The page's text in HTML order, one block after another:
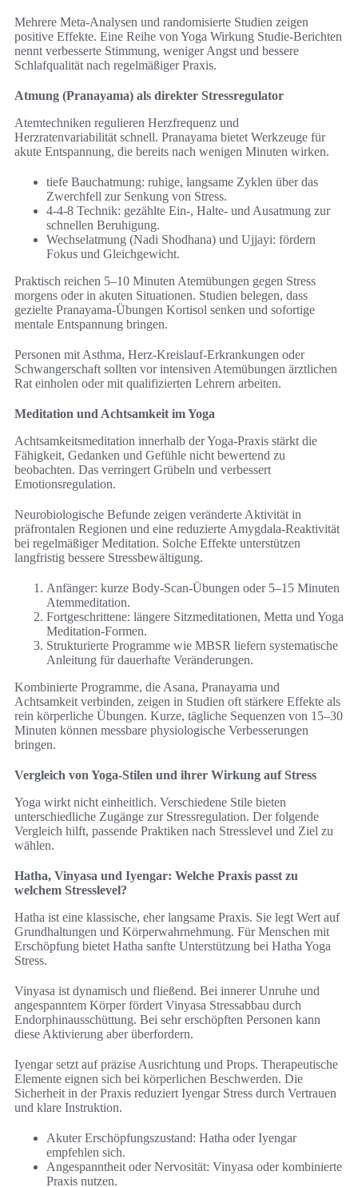
Mehrere Meta-Analysen und randomisierte Studien zeigen
positive Effekte. Eine Reihe von Yoga Wirkung Studie-Berichten
nennt verbesserte Stimmung, weniger Angst und bessere
Schlafqualität nach regelmäßiger Praxis.
Atmung (Pranayama) als direkter Stressregulator
Atemtechniken regulieren Herzfrequenz und
Herzratenvariabilität schnell. Pranayama bietet Werkzeuge für
akute Entspannung, die bereits nach wenigen Minuten wirken.
tiefe Bauchatmung: ruhige, langsame Zyklen über das
Zwerchfell zur Senkung von Stress.
4-4-8 Technik: gezählte Ein-, Halte- und Ausatmung zur
schnellen Beruhigung.
Wechselatmung (Nadi Shodhana) und Ujjayi: fördern
Fokus und Gleichgewicht.
Praktisch reichen 5–10 Minuten Atemübungen gegen Stress
morgens oder in akuten Situationen. Studien belegen, dass
gezielte Pranayama-Übungen Kortisol senken und sofortige
mentale Entspannung bringen.
Personen mit Asthma, Herz-Kreislauf-Erkrankungen oder
Schwangerschaft sollten vor intensiven Atemübungen ärztlichen
Rat einholen oder mit qualifizierten Lehrern arbeiten.
Meditation und Achtsamkeit im Yoga
Achtsamkeitsmeditation innerhalb der Yoga-Praxis stärkt die
Fähigkeit, Gedanken und Gefühle nicht bewertend zu
beobachten. Das verringert Grübeln und verbessert
Emotionsregulation.
Neurobiologische Befunde zeigen veränderte Aktivität in
präfrontalen Regionen und eine reduzierte Amygdala-Reaktivität
bei regelmäßiger Meditation. Solche Effekte unterstützen
langfristig bessere Stressbewältigung.
Anfänger: kurze Body-Scan-Übungen oder 5–15 Minuten
Atemmeditation.
Fortgeschrittene: längere Sitzmeditationen, Metta und Yoga
Meditation-Formen.
Strukturierte Programme wie MBSR liefern systematische
Anleitung für dauerhafte Veränderungen.
Kombinierte Programme, die Asana, Pranayama und
Achtsamkeit verbinden, zeigen in Studien oft stärkere Effekte als
rein körperliche Übungen. Kurze, tägliche Sequenzen von 15–30
Minuten können messbare physiologische Verbesserungen
bringen.
Vergleich von Yoga-Stilen und ihrer Wirkung auf Stress
Yoga wirkt nicht einheitlich. Verschiedene Stile bieten
unterschiedliche Zugänge zur Stressregulation. Der folgende
Vergleich hilft, passende Praktiken nach Stresslevel und Ziel zu
wählen.
Hatha, Vinyasa und Iyengar: Welche Praxis passt zu
welchem Stresslevel?
Hatha ist eine klassische, eher langsame Praxis. Sie legt Wert auf
Grundhaltungen und Körperwahrnehmung. Für Menschen mit
Erschöpfung bietet Hatha sanfte Unterstützung bei Hatha Yoga
Stress.
Vinyasa ist dynamisch und fließend. Bei innerer Unruhe und
angespanntem Körper fördert Vinyasa Stressabbau durch
Endorphinausschüttung. Bei sehr erschöpften Personen kann
diese Aktivierung aber überfordern.
Iyengar setzt auf präzise Ausrichtung und Props. Therapeutische
Elemente eignen sich bei körperlichen Beschwerden. Die
Sicherheit in der Praxis reduziert Iyengar Stress durch Vertrauen
und klare Instruktion.
Akuter Erschöpfungszustand: Hatha oder Iyengar
empfehlen sich.
Angespanntheit oder Nervosität: Vinyasa oder kombinierte
Praxis nutzen.